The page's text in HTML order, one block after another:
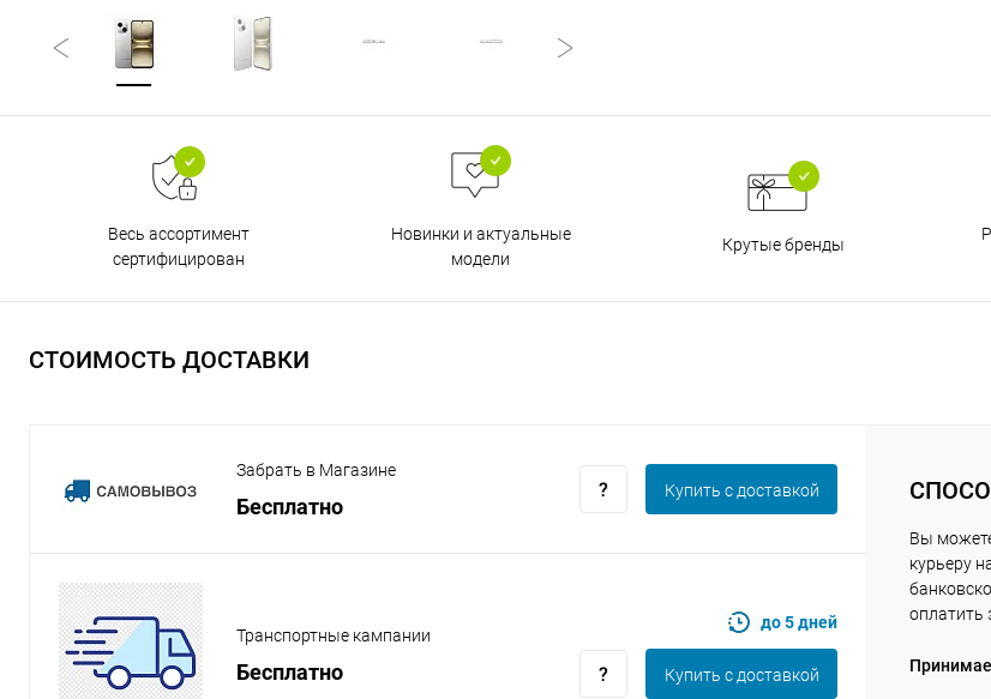
Весь ассортимент
сертифицирован
Новинки и актуальные
модели
Крутые бренды
СТОИМОСТЬ ДОСТАВКИ
Забрать в Магазине
Бесплатно
Купить c доставкой
Транспортные кампании
Бесплатно
до 5 дней
Купить c доставкой
Вы
курьеру
оплатить
25% картой любого банка
Получайте товарвыбранный способом
Оставшиеся75% будутсписываться
Подробнееоб оплате Плайтом
Остались вопросы?
8 800 302-02-51